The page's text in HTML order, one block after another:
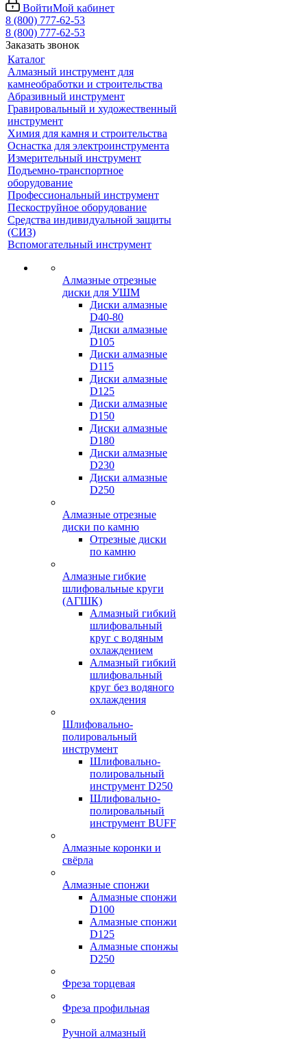
ВойтиМой кабинет
8 (800) 777-62-53
8 (800) 777-62-53
Заказать звонок
Каталог
Алмазный инструмент для
камнеобработки и строительства
Абразивный инструмент
Гравировальный и художественный
инструмент
Химия для камня и строительства
Оснастка для электроинструмента
Измерительный инструмент
Подъемно-транспортное
оборудование
Профессиональный инструмент
Пескоструйное оборудование
Средства индивидуальной защиты
(СИЗ)
Вспомогательный инструмент
Алмазные отрезные
диски для УШМ
Диски алмазные
D40-80
Диски алмазные
D105
Диски алмазные
D115
Диски алмазные
D125
Диски алмазные
D150
Диски алмазные
D180
Диски алмазные
D230
Диски алмазные
D250
Алмазные отрезные
диски по камню
Отрезные диски
по камню
Алмазные гибкие
шлифовальные круги
(АГШК)
Алмазный гибкий
шлифовальный
круг с водяным
охлаждением
Алмазный гибкий
шлифовальный
круг без водяного
охлаждения
Шлифовально-
полировальный
инструмент
Шлифовально-
полировальный
инструмент D250
Шлифовально-
полировальный
инструмент BUFF
Алмазные коронки и
свёрла
Алмазные спонжи
Алмазные спонжи
D100
Алмазные спонжи
D125
Алмазные спонжы
D250
Фреза торцевая
Фреза профильная
Ручной алмазный